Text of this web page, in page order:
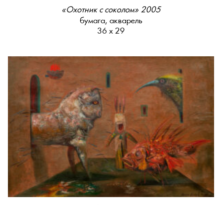
«Охотник с соколом» 2005
бумага, акварель
36 х 29